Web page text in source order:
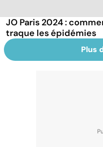
JO Paris 2024 :
traque les épidémies
Plus